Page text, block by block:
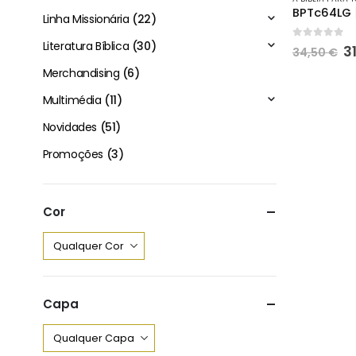
out of 5
34,50€ O
Linha Missionária (22)
Literatura Bíblica (30)
Merchandising (6)
Multimédia (11)
Novidades (51)
Promoções (3)
Cor
Capa